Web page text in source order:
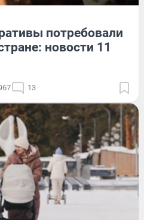
потребовали
новости 11
13